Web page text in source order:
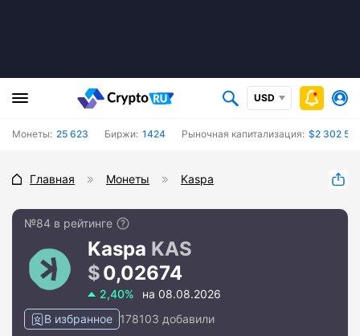
USD
Монеты: 25 623 Биржи: 1424 Рыночная капитализация: $2 302
Главная Монеты Kaspa
№84 в рейтинге
Kaspa KAS
0,02674
2,40%
на 08.08.2026
В избранное 178103 добавили